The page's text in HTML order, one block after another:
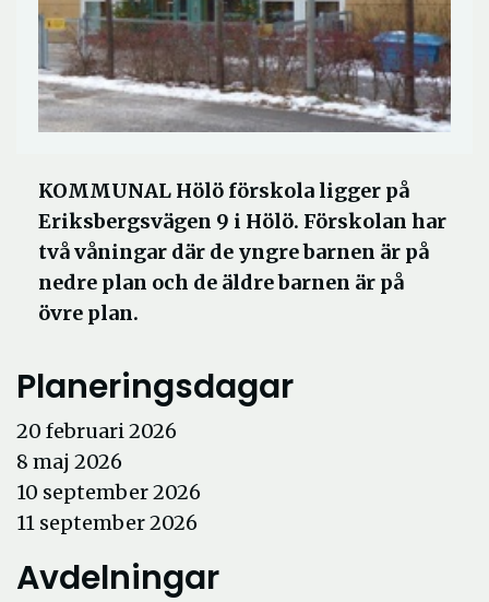
KOMMUNAL Hölö förskola ligger på
Eriksbergsvägen 9 i Hölö. Förskolan har
två våningar där de yngre barnen är på
nedre plan och de äldre barnen är på
övre plan.
Planeringsdagar
20 februari 2026
8 maj 2026
10 september 2026
11 september 2026
Avdelningar